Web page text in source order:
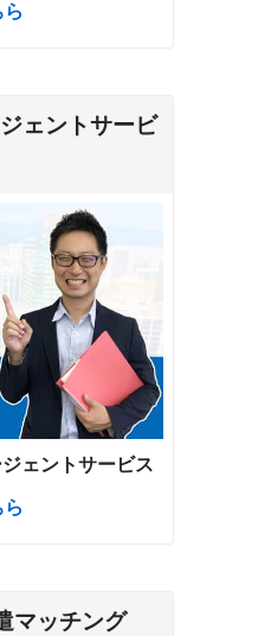
ェントサービ
ェントサービス
マッチング